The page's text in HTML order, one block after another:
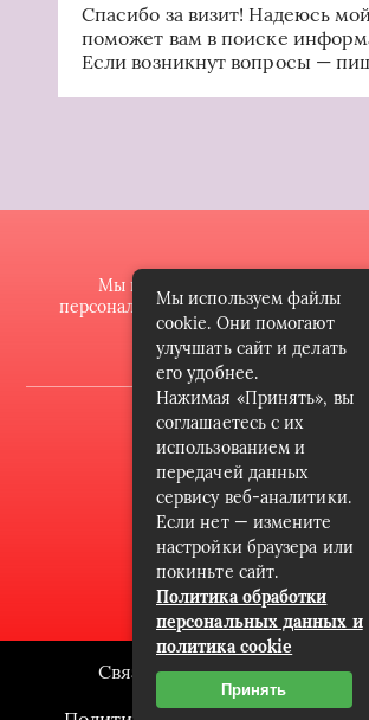
Спасибо за визит! Надеюсь
поможет вам в поиске
Если возникнут вопросы —
Мы используем файлы cookie
персонализированной рекламы и/
анализа нашего трафика.
2022 © butik-doll.ru
Карта сайта
Контакты
Пользовательское
Архив
Связаться с редакцией
doll.ru@mailwebsite.ru
Мы используем файлы
cookie. Они помогают
улучшать сайт и делать
его удобнее.
Нажимая «Принять», вы
соглашаетесь с их
использованием и
передачей данных
сервису веб-аналитики.
Если нет — измените
настройки браузера или
покиньте сайт.
Политика обработки
персональных данных и
политика cookie
Принять